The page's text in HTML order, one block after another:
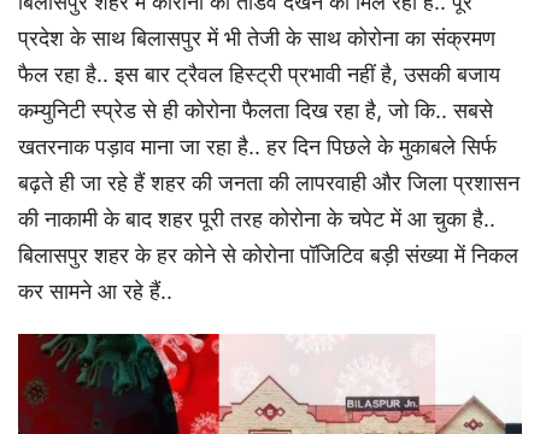
प्रदेश के साथ बिलासपुर में भी तेजी के साथ कोरोना का संक्रमण
फैल रहा है.. इस बार ट्रैवल हिस्ट्री प्रभावी नहीं है, उसकी बजाय
कम्युनिटी स्प्रेड से ही कोरोना फैलता दिख रहा है, जो कि.. सबसे
खतरनाक पड़ाव माना जा रहा है.. हर दिन पिछले के मुकाबले सिर्फ
बढ़ते ही जा रहे हैं शहर की जनता की लापरवाही और जिला प्रशासन
की नाकामी के बाद शहर पूरी तरह कोरोना के चपेट में आ चुका है..
बिलासपुर शहर के हर कोने से कोरोना पॉजिटिव बड़ी संख्या में निकल
कर सामने आ रहे हैं..